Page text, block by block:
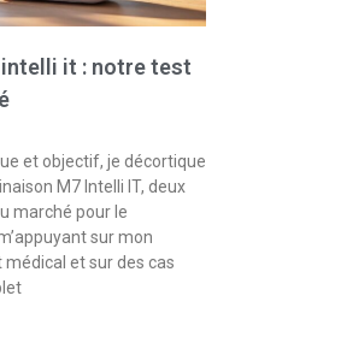
intelli it : notre test
et objectif, je décortique
M7 Intelli IT, deux
marché pour le
sur mon
médical et sur des cas